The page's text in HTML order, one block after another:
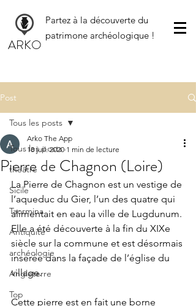
Partez à la découverte du
patrimone archéologique !
ARKO
Post
Tous les posts
théâtre
Sicile
Taormina
Antiquité
archéologie
Angleterre
Top
Tous les posts
Pierre de Chagnon (Loire)
Arko The App
18 juil. 2020 1 min de lecture
La Pierre de Chagnon est un vestige de
l’aqueduc du Gier, l’un des quatre qui
alimentait en eau la ville de Lugdunum.
Elle a été découverte à la fin du XIXe
siècle sur la commune et est désormais
insérée dans la façade de l’église du
village.
Cette pierre est en fait une borne